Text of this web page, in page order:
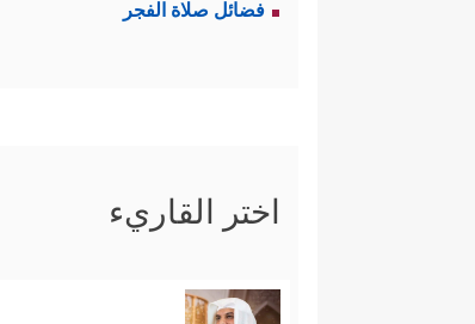
فضائل صلاة الفجر
اختر القاريء